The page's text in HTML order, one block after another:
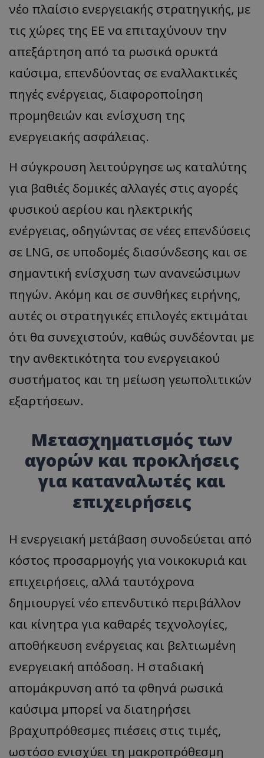
νέο πλαίσιο ενεργειακής στρατηγικής, με
τις χώρες της ΕΕ να επιταχύνουν την
απεξάρτηση από τα ρωσικά ορυκτά
καύσιμα, επενδύοντας σε εναλλακτικές
πηγές ενέργειας, διαφοροποίηση
προμηθειών και ενίσχυση της
ενεργειακής ασφάλειας.
Η σύγκρουση λειτούργησε ως καταλύτης
για βαθιές δομικές αλλαγές στις αγορές
φυσικού αερίου και ηλεκτρικής
ενέργειας, οδηγώντας σε νέες επενδύσεις
σε LNG, σε υποδομές διασύνδεσης και σε
σημαντική ενίσχυση των ανανεώσιμων
πηγών. Ακόμη και σε συνθήκες ειρήνης,
αυτές οι στρατηγικές επιλογές εκτιμάται
ότι θα συνεχιστούν, καθώς συνδέονται με
την ανθεκτικότητα του ενεργειακού
συστήματος και τη μείωση γεωπολιτικών
εξαρτήσεων.
Μετασχηματισμός των
αγορών και προκλήσεις
για καταναλωτές και
επιχειρήσεις
Η ενεργειακή μετάβαση συνοδεύεται από
κόστος προσαρμογής για νοικοκυριά και
επιχειρήσεις, αλλά ταυτόχρονα
δημιουργεί νέο επενδυτικό περιβάλλον
και κίνητρα για καθαρές τεχνολογίες,
αποθήκευση ενέργειας και βελτιωμένη
ενεργειακή απόδοση. Η σταδιακή
απομάκρυνση από τα φθηνά ρωσικά
καύσιμα μπορεί να διατηρήσει
βραχυπρόθεσμες πιέσεις στις τιμές,
ωστόσο ενισχύει τη μακροπρόθεσμη